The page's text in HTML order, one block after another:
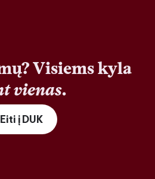
Visiems kyla
vienas.
Eiti į DUK